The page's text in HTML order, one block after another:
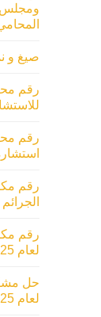
ومجلس
صيغ و
رقم
رقم
رقم
الجرائم
رقم
لعام 2025
حل
لعام 2025